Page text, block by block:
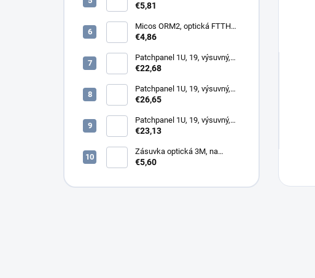
keystone, simplex, vnútorný
€5,81
Micos ORM2, optická FTTH
zásuvka, 2x SC simplex
€4,86
Patchpanel 1U, 19, výsuvný,
12x SC simplex, biely (1x
€22,68
Patchpanel 1U, 19, výsuvný,
12x SC duplex, biely (2x
€26,65
Patchpanel 1U, 19, výsuvný,
24x SC duplex, biely (2x
€23,13
Zásuvka optická 3M, na
omítku hybridní, 8686,
€5,60